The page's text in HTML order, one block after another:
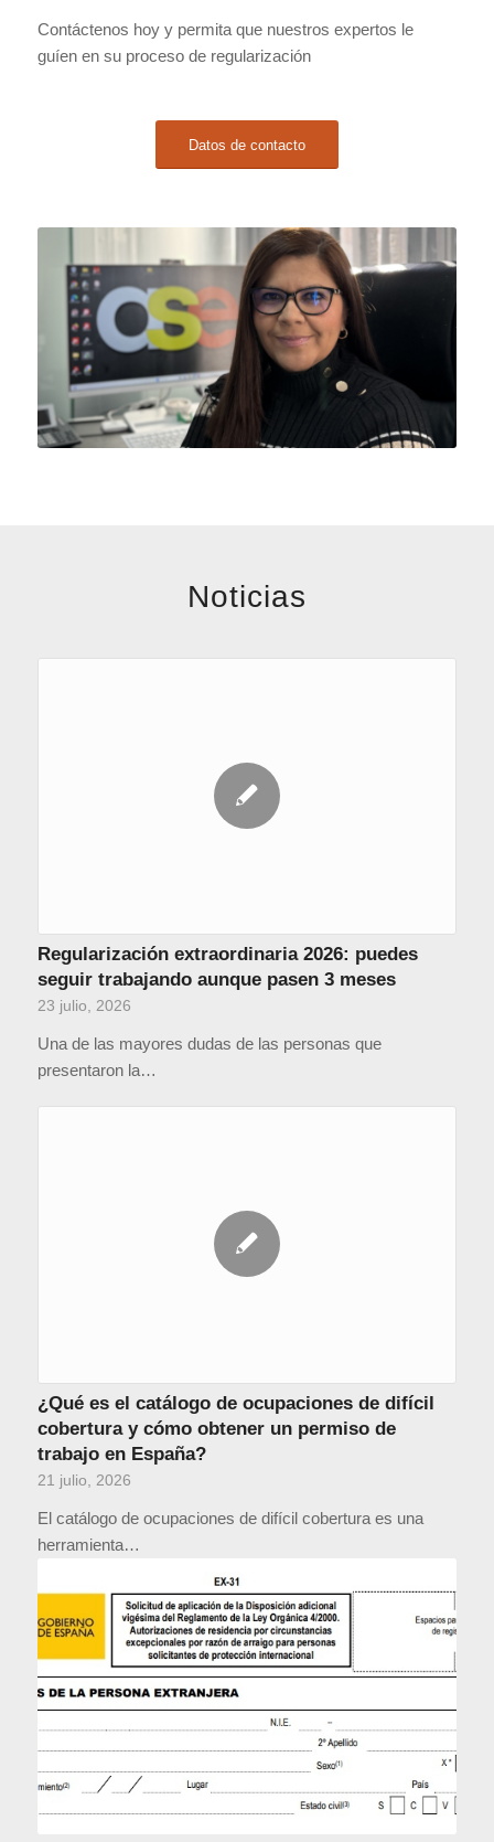
Contáctenos hoy y permita que nuestros expertos le
guíen en su proceso de regularización
Datos de contacto
Noticias
Regularización extraordinaria 2026: puedes
seguir trabajando aunque pasen 3 meses
23 julio, 2026
Una de las mayores dudas de las personas que
presentaron la…
¿Qué es el catálogo de ocupaciones de difícil
cobertura y cómo obtener un permiso de
trabajo en España?
21 julio, 2026
El catálogo de ocupaciones de difícil cobertura es una
herramienta…